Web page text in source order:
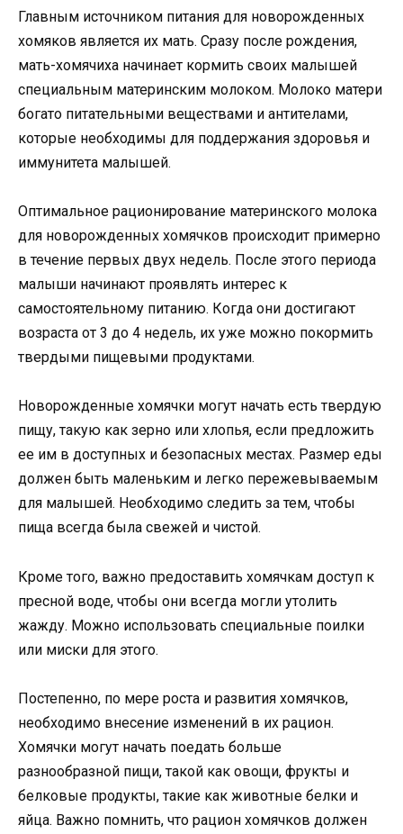
Главным источником питания для новорожденных
хомяков является их мать. Сразу после рождения,
мать-хомячиха начинает кормить своих малышей
специальным материнским молоком. Молоко матери
богато питательными веществами и антителами,
которые необходимы для поддержания здоровья и
иммунитета малышей.
Оптимальное рационирование материнского молока
для новорожденных хомячков происходит примерно
в течение первых двух недель. После этого периода
малыши начинают проявлять интерес к
самостоятельному питанию. Когда они достигают
возраста от 3 до 4 недель, их уже можно покормить
твердыми пищевыми продуктами.
Новорожденные хомячки могут начать есть твердую
пищу, такую как зерно или хлопья, если предложить
ее им в доступных и безопасных местах. Размер еды
должен быть маленьким и легко пережевываемым
для малышей. Необходимо следить за тем, чтобы
пища всегда была свежей и чистой.
Кроме того, важно предоставить хомячкам доступ к
пресной воде, чтобы они всегда могли утолить
жажду. Можно использовать специальные поилки
или миски для этого.
Постепенно, по мере роста и развития хомячков,
необходимо внесение изменений в их рацион.
Хомячки могут начать поедать больше
разнообразной пищи, такой как овощи, фрукты и
белковые продукты, такие как животные белки и
яйца. Важно помнить, что рацион хомячков должен